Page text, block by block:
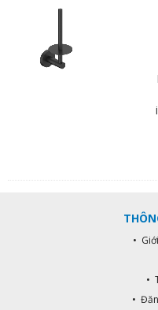
•
•
•